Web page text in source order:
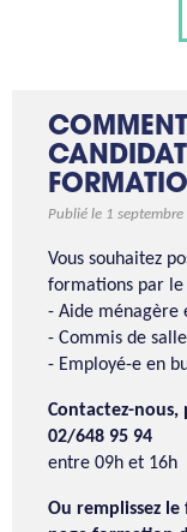
Publié le 1
Vous souhaitez
formations par
- Aide ménagère
- Commis de
- Employé-e en
Contactez-
02/648 95 94
entre 09h et 16h
Ou remplissez